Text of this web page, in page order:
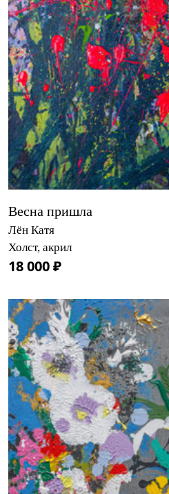
Весна пришла
Лён Катя
Холст, акрил
18 000 ₽